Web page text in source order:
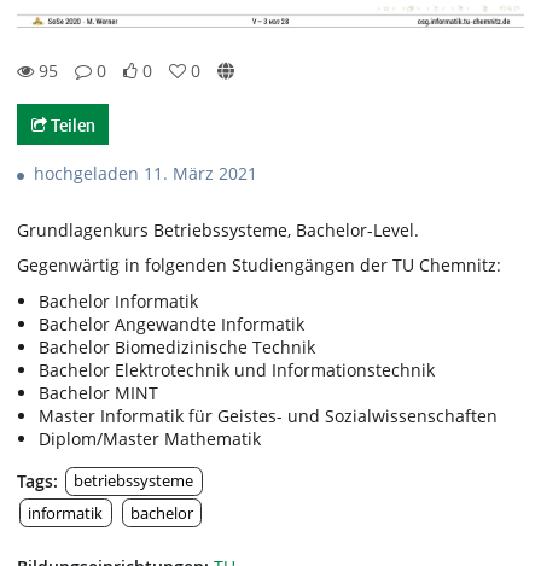
95
0
0
0
Teilen
hochgeladen 11. März 2021
Grundlagenkurs Betriebssysteme, Bachelor-Level.
Gegenwärtig in folgenden Studiengängen der TU Chemnitz:
Bachelor Informatik
Bachelor Angewandte Informatik
Bachelor Biomedizinische Technik
Bachelor Elektrotechnik und Informationstechnik
Bachelor MINT
Master Informatik für Geistes- und Sozialwissenschaften
Diplom/Master Mathematik
Tags:
betriebssysteme
informatik
bachelor